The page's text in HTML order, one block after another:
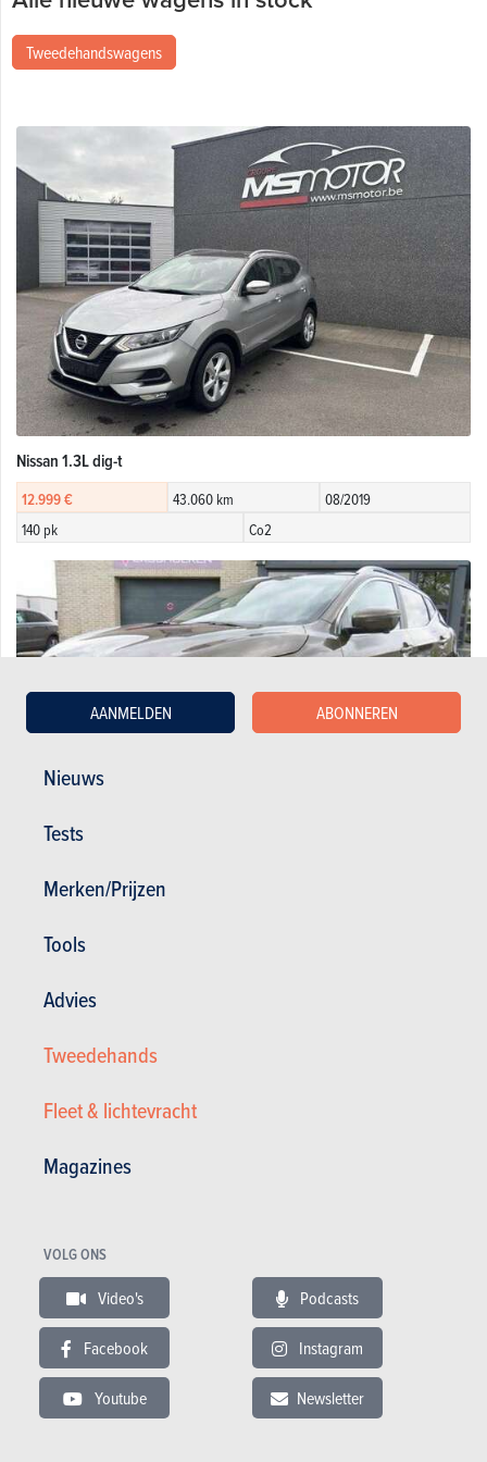
Nieuws
Tests
Merken/Prijzen
Tools
Advies
Tweedehands
Fleet & lichtevracht
Magazines
AANMELDEN ABONNEREN
VOLG ONS
Video's Podcasts
Facebook Instagram
Youtube Newsletter
Tweedehandswagens
Nissan 1.3L dig-t
12.999 € 43.060 km
08/2019
140 pk
Co2
Nissan Qashqai 1.5 dCi 2WD Tekna
11.500 €
Nissan MHEV Acenta Xtronic
23.930 €
01/2024
Garantie : 12 maand